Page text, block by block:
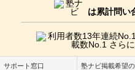
は累計問い
サポート窓口 塾ナビ掲載希望